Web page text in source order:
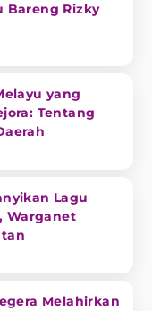
Bareng Rizky
yang
Tentang
Lagu
Warganet
Melahirkan